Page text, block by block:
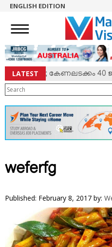
NEWS
ENGLISH
NRI
ENTERTAINMENT
MV SPECIAL
SPORTS
LIFESTYLE
TECH & AUTO
EDITORIAL
VIDEOS
YOUR SAY
ENGLISH EDITION
LATESTകേണലടക്കം 40
weferfg
Published: February 8, 2017 by: